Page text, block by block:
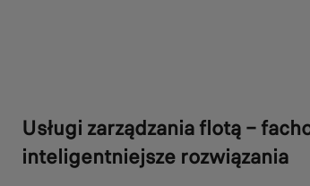
Usługi zarządzania flotą –
inteligentniejsze rozwiązania